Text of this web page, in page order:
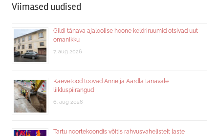
Viimased uudised
Gildi tänava ajaloolise hoone keldriruumid otsivad uut
omanikku
7. aug 2026
Kaevetööd toovad Anne ja Aardla tänavale
liikluspiirangud
6. aug 2026
Tartu noortekoondis võitis rahvusvahelistelt laste